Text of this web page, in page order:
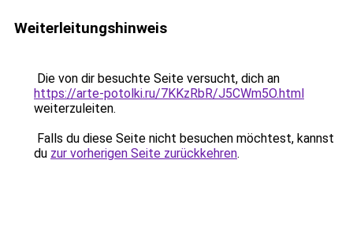
Weiterleitungshinweis
Die von dir besuchte Seite versucht, dich an
https://arte-potolki.ru/7KKzRbR/J5CWm5O.html
weiterzuleiten.
Falls du diese Seite nicht besuchen möchtest, kannst
du zur vorherigen Seite zurückkehren.